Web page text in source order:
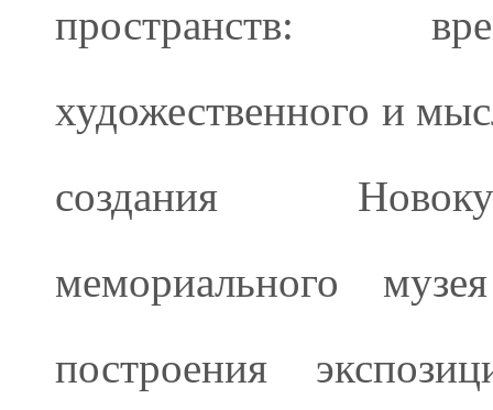
пространств:
художественного и
создания
мемориального
построения